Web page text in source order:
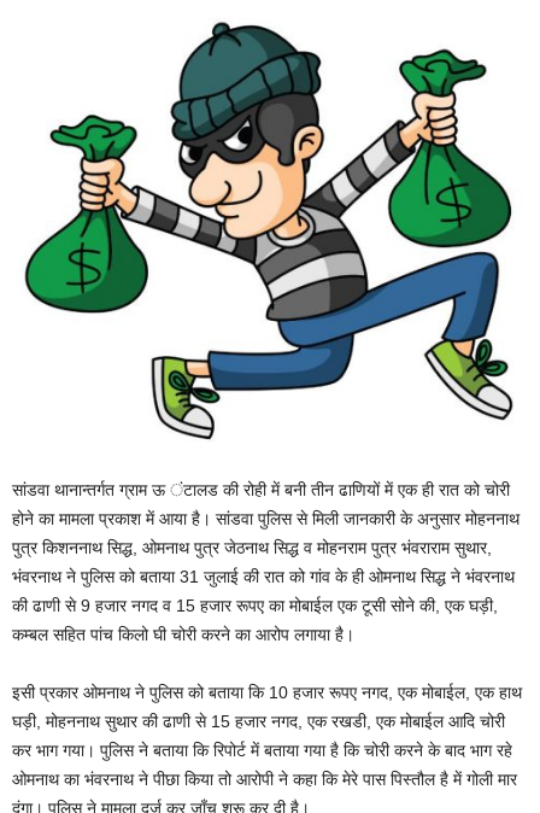
सांडवा थानान्तर्गत ग्राम ऊ ंटालड की रोही में बनी तीन ढाणियों में एक ही रात को चोरी
होने का मामला प्रकाश में आया है। सांडवा पुलिस से मिली जानकारी के अनुसार मोहननाथ
पुत्र किशननाथ सिद्ध, ओमनाथ पुत्र जेठनाथ सिद्ध व मोहनराम पुत्र भंवराराम सुथार,
भंवरनाथ ने पुलिस को बताया 31 जुलाई की रात को गांव के ही ओमनाथ सिद्ध ने भंवरनाथ
की ढाणी से 9 हजार नगद व 15 हजार रूपए का मोबाईल एक टूसी सोने की, एक घड़ी,
कम्बल सहित पांच किलो घी चोरी करने का आरोप लगाया है।
इसी प्रकार ओमनाथ ने पुलिस को बताया कि 10 हजार रूपए नगद, एक मोबाईल, एक हाथ
घड़ी, मोहननाथ सुथार की ढाणी से 15 हजार नगद, एक रखडी, एक मोबाईल आदि चोरी
कर भाग गया। पुलिस ने बताया कि रिपोर्ट में बताया गया है कि चोरी करने के बाद भाग रहे
ओमनाथ का भंवरनाथ ने पीछा किया तो आरोपी ने कहा कि मेरे पास पिस्तौल है में गोली मार
दूंगा। पुलिस ने मामला दर्ज कर जाँच शुरू कर दी है।